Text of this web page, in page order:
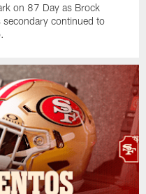
on 87 Day as Brock
secondary continued to